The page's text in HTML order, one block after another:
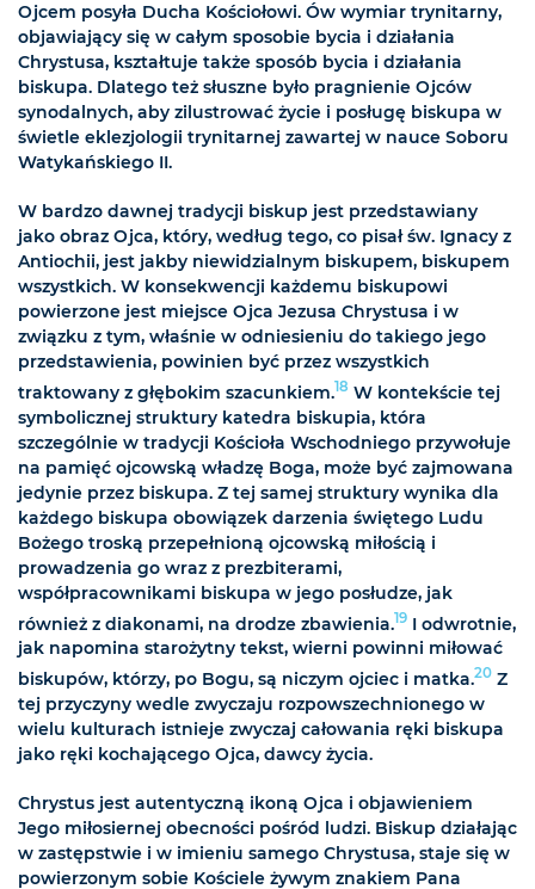
Ojcem posyła Ducha Kościołowi. Ów wymiar trynitarny,
objawiający się w całym sposobie bycia i działania
Chrystusa, kształtuje także sposób bycia i działania
biskupa. Dlatego też słuszne było pragnienie Ojców
synodalnych, aby zilustrować życie i posługę biskupa w
świetle eklezjologii trynitarnej zawartej w nauce Soboru
Watykańskiego II.
W bardzo dawnej tradycji biskup jest przedstawiany
jako obraz Ojca, który, według tego, co pisał św. Ignacy z
Antiochii, jest jakby niewidzialnym biskupem, biskupem
wszystkich. W konsekwencji każdemu biskupowi
powierzone jest miejsce Ojca Jezusa Chrystusa i w
związku z tym, właśnie w odniesieniu do takiego jego
przedstawienia, powinien być przez wszystkich
traktowany z głębokim szacunkiem.18 W kontekście tej
symbolicznej struktury katedra biskupia, która
szczególnie w tradycji Kościoła Wschodniego przywołuje
na pamięć ojcowską władzę Boga, może być zajmowana
jedynie przez biskupa. Z tej samej struktury wynika dla
każdego biskupa obowiązek darzenia świętego Ludu
Bożego troską przepełnioną ojcowską miłością i
prowadzenia go wraz z prezbiterami,
współpracownikami biskupa w jego posłudze, jak
również z diakonami, na drodze zbawienia.19 I odwrotnie,
jak napomina starożytny tekst, wierni powinni miłować
biskupów, którzy, po Bogu, są niczym ojciec i matka.20 Z
tej przyczyny wedle zwyczaju rozpowszechnionego w
wielu kulturach istnieje zwyczaj całowania ręki biskupa
jako ręki kochającego Ojca, dawcy życia.
Chrystus jest autentyczną ikoną Ojca i objawieniem
Jego miłosiernej obecności pośród ludzi. Biskup działając
w zastępstwie i w imieniu samego Chrystusa, staje się w
powierzonym sobie Kościele żywym znakiem Pana